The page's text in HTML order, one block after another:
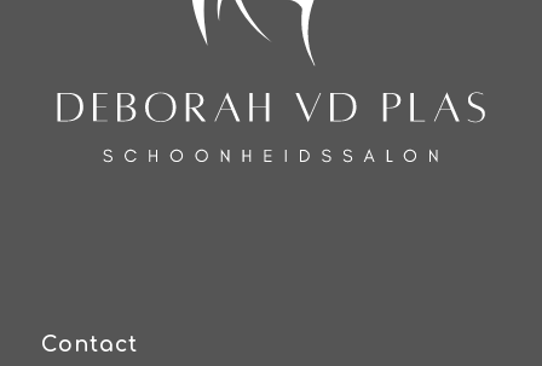
Contact